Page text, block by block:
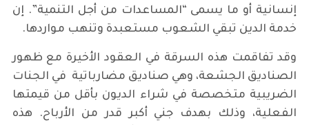
إنسانية أو ما يسمى “المساعدات من أجل التنمية”. إن
خدمة الدين تبقي الشعوب مستعبدة وتنهب مواردها.
وقد تفاقمت هذه السرقة في العقود الأخيرة مع ظهور
الصناديق الجشعة، وهي صناديق مضارباتية في الجنات
الضريبية متخصصة في شراء الديون بأقل من قيمتها
الفعلية، وذلك بهدف جني أكبر قدر من الأرباح. هذه